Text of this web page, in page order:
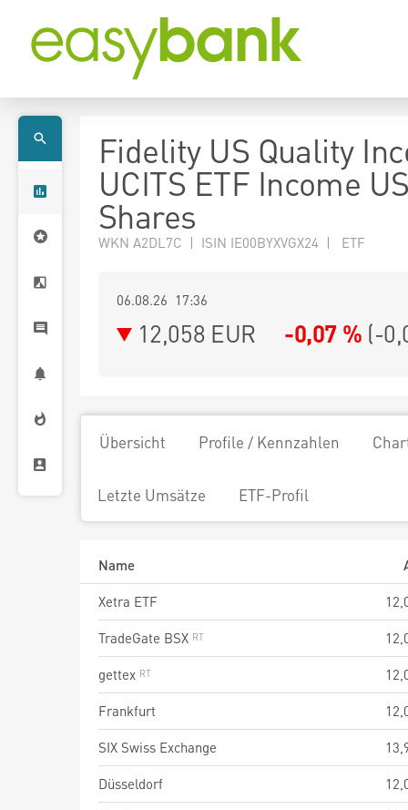
Fidelity US Quality
UCITS ETF Income
Shares
WKN A2DL7C | ISIN IE00BYXVGX24 | ETF
06.08.26 17:36
12,058 EUR -0,07 % (-
Übersicht Profile / Kennzahlen
Letzte Umsätze ETF-Profil
Name
Xetra ETF
TradeGate BSX
gettex
Frankfurt
SIX Swiss Exchange
Düsseldorf